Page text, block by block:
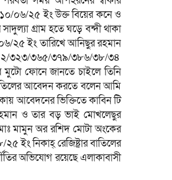
০৬/২৫ ইং উক্ত বিয়ের কনে ও
গ্রাম হতে ঘড়ে বন্দী থাকা
০৬/২৫ ইং তারিখে আনিছুর রহমান
৩৪২/৩২৩/৩৬৫/৩৭৯/৩৮৬/৩৮/৩৪
মুটো ফোনে জানতে চাইলে তিনি
আবেদন করতে বলেন আমি
আবেদনের ভিক্তিতে কাবিন টি
ও তার বড় ভাই মোখলেছুর
মামুন অর রশিদ মোটা অংকের
নিকাহ্ রেজিষ্ট্রার বাতিলের
অভিযোগ রয়েছে এলাকাবাসী